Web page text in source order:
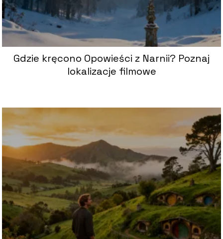
Gdzie kręcono Opowieści z Narnii? Poznaj
lokalizacje filmowe